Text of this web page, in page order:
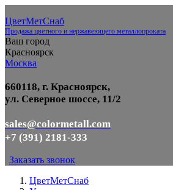
ЦветМетСнаб
Продажа цветного и нержавеющего металлопроката
Ваш город
Красноярск
Москва
660118, г. Красноярск,
ул. Северное шоссе, 11/2
sales@colormetall.com
+7 (391) 2181-333
Заказать звонок
ЦветМетСнаб